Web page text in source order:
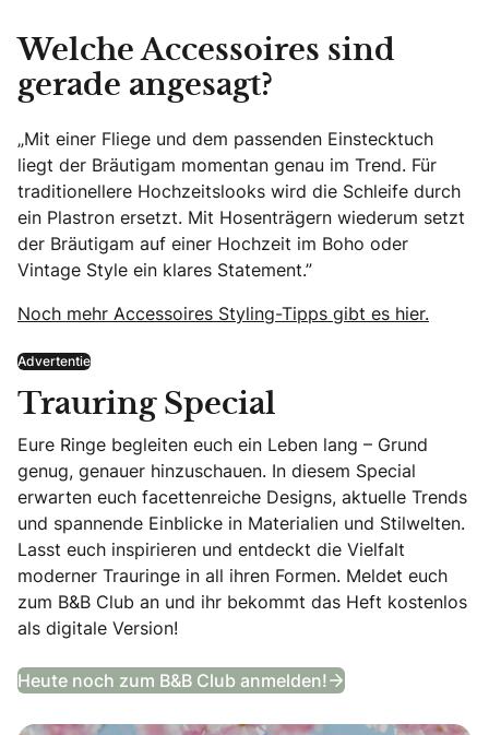
Welche Accessoires sind
gerade angesagt?
„Mit einer Fliege und dem passenden Einstecktuch
liegt der Bräutigam momentan genau im Trend. Für
traditionellere Hochzeitslooks wird die Schleife durch
ein Plastron ersetzt. Mit Hosenträgern wiederum setzt
der Bräutigam auf einer Hochzeit im Boho oder
Vintage Style ein klares Statement.”
Noch mehr Accessoires Styling-Tipps gibt es hier.
Advertentie
Trauring Special
Eure Ringe begleiten euch ein Leben lang – Grund
genug, genauer hinzuschauen. In diesem Special
erwarten euch facettenreiche Designs, aktuelle Trends
und spannende Einblicke in Materialien und Stilwelten.
Lasst euch inspirieren und entdeckt die Vielfalt
moderner Trauringe in all ihren Formen. Meldet euch
zum B&B Club an und ihr bekommt das Heft kostenlos
als digitale Version!
Heute noch zum B&B Club anmelden! Trauring Special